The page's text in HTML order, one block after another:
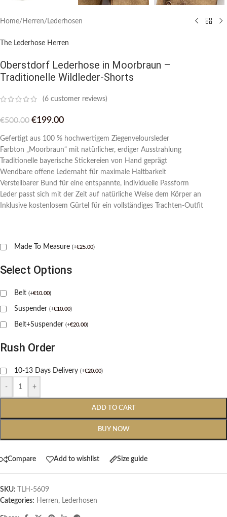
Home/Herren/ Lederhosen
The Lederhose Herren
Oberstdorf Lederhose in Moorbraun –
Traditionelle Wildleder-Shorts
(6 customer reviews)
€500.00 €199.00
Gefertigt aus 100 % hochwertigem Ziegenveloursleder
Farbton „Moorbraun“ mit natürlicher, erdiger Ausstrahlung
Traditionelle bayerische Stickereien von Hand geprägt
Wendbare offene Ledernaht für maximale Haltbarkeit
Verstellbarer Bund für eine entspannte, individuelle Passform
Leder passt sich mit der Zeit auf natürliche Weise dem Körper an
Inklusive kostenlosem Gürtel für ein vollständiges Trachten-Outfit
Made To Measure (+€25.00)
Select Options
Belt (+€10.00)
Suspender (+€10.00)
Belt+Suspender (+€20.00)
Rush Order
10-13 Days Delivery (+€20.00)
- +
ADD TO CART
BUY NOW
Compare Add to wishlist Size guide
SKU:
TLH-5609
Categories: Herren, Lederhosen